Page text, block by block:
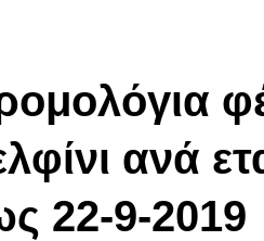
ανά
22-9-2019